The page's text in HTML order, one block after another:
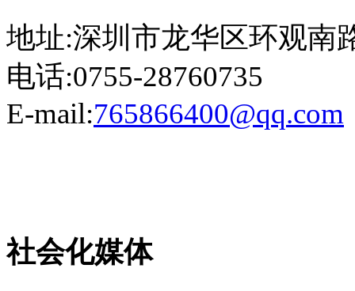
地址:深圳市龙华区环观南
电话:0755-28760735
E-mail:765866400@qq.com
社会化媒体